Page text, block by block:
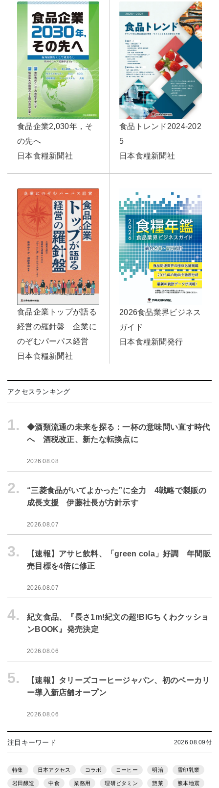
食品企業2,030年，そ
の先へ
日本食糧新聞社
食品トレンド2024-202
5
日本食糧新聞社
食品企業トップが語る
経営の羅針盤 企業に
のぞむパーパス経営
日本食糧新聞社
2026食品業界ビジネス
ガイド
日本食糧新聞発行
アクセスランキング
1.
◆酒類流通の未来を探る：一杯の意味問い直す時代
へ 酒税改正、新たな転換点に
2026.08.08
2.
“三菱食品がいてよかった”に全力 4戦略で製販の
成長支援 伊藤社長が方針示す
2026.08.07
3.
【速報】アサヒ飲料、「green cola」好調 年間販
売目標を4倍に修正
2026.08.07
4.
紀文食品、『長さ1m!紀文の超!BIGちくわクッショ
ンBOOK』発売決定
2026.08.06
5.
【速報】タリーズコーヒージャパン、初のベーカリ
ー導入新店舗オープン
2026.08.06
注目キーワード 2026.08.09付
特集 日本アクセス コラボ コーヒー 明治 雪印乳業
岩田醸造 中食 業務用 理研ビタミン 惣菜 熊本地震